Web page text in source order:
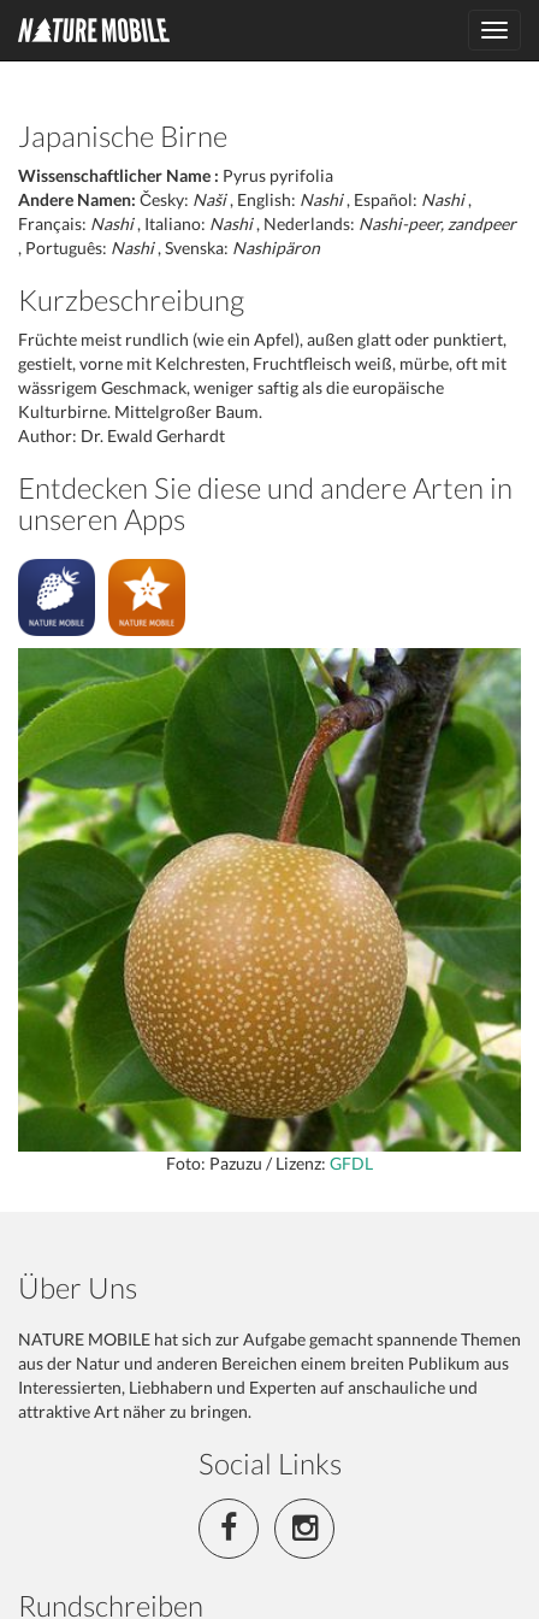
Japanische Birne
Wissenschaftlicher Name : Pyrus pyrifolia
Andere Namen: Česky: Naši, English: Nashi, Español: Nashi,
Français: Nashi, Italiano: Nashi, Nederlands: Nashi-peer, zandpeer
, Português: Nashi, Svenska: Nashipäron
Kurzbeschreibung
Früchte meist rundlich (wie ein Apfel), außen glatt oder punktiert,
gestielt, vorne mit Kelchresten, Fruchtfleisch weiß, mürbe, oft mit
wässrigem Geschmack, weniger saftig als die europäische
Kulturbirne. Mittelgroßer Baum.
Author: Dr. Ewald Gerhardt
Entdecken Sie diese und andere Arten in
unseren Apps
Foto: Pazuzu / Lizenz: GFDL
Über Uns
NATURE MOBILE hat sich zur Aufgabe gemacht spannende Themen
aus der Natur und anderen Bereichen einem breiten Publikum aus
Interessierten, Liebhabern und Experten auf anschauliche und
attraktive Art näher zu bringen.
Social Links
Rundschreiben